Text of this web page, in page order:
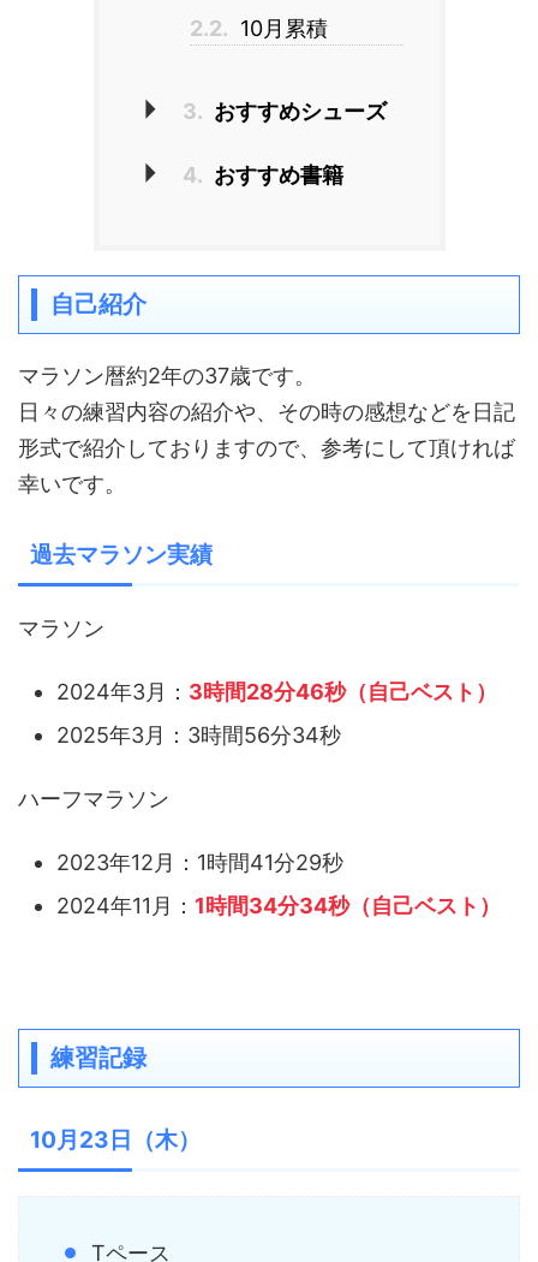
2.2. 10月累積
3. おすすめシューズ
4. おすすめ書籍
自己紹介
マラソン暦約2年の37歳です。
日々の練習内容の紹介や、その時の感想などを日記
形式で紹介しておりますので、参考にして頂ければ
幸いです。
過去マラソン実績
マラソン
2024年3月： 3時間28分46秒（自己ベスト）
2025年3月：3時間56分34秒
ハーフマラソン
2023年12月：1時間41分29秒
2024年11月： 1時間34分34秒（自己ベスト）
練習記録
10月23日（木）
Tペース